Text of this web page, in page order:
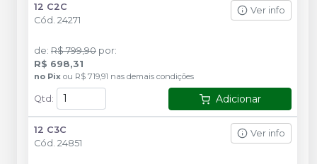
12 C2C
Cód. 24271
Ver info
de: R$ 799,90 por:
R$ 698,31
no Pix ou R$ 719,91 nas demais condições
Qtd : Adicionar
12 C3C
Cód. 24851
Ver info